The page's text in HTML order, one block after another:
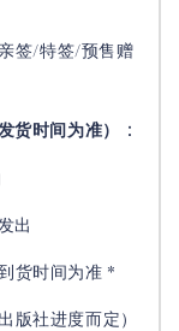
签/特签/预售赠
货时间为准） ：
出
货时间为准 *
版社进度而定）